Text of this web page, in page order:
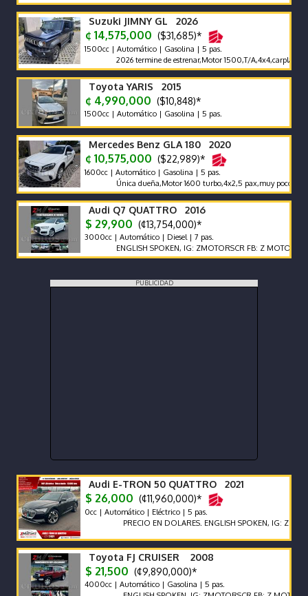
Suzuki JIMNY GL 2026
¢ 14,575,000 ($31,685)*
1500cc | Automático | Gasolina | 5 pas.
2026 termine de estrenar,Motor 1500,T/
Toyota YARIS 2015
¢ 4,990,000 ($10,848)*
1500cc | Automático | Gasolina | 5 pas.
Mercedes Benz GLA 180 2020
¢ 10,575,000 ($22,989)*
1600cc | Automático | Gasolina | 5 pas.
Única dueña,Motor 1600 turbo,4x2,5 pax,muy poco km
Audi Q7 QUATTRO 2016
$ 29,900 (¢13,754,000)*
3000cc | Automático | Diesel | 7 pas.
ENGLISH SPOKEN, IG: ZMOTORSCR FB: Z MOTORS.
PUBLICIDAD
Audi E-TRON 50 QUATTRO 2021
$ 26,000 (¢11,960,000)*
0cc | Automático | Eléctrico | 5 pas.
PRECIO EN DOLARES. ENGLISH SPOKEN, IG:
Toyota FJ CRUISER 2008
$ 21,500 (¢9,890,000)*
4000cc | Automático | Gasolina | 5 pas.